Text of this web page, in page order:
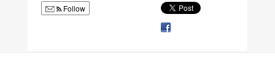
Follow